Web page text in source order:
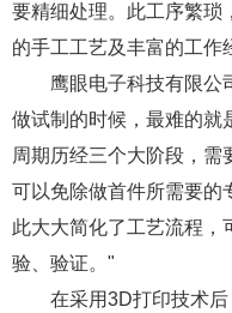
要精细处理。此工序繁琐
的手工工艺及丰富的工作
鹰眼电子科技有限公
做试制的时候，最难的就
周期历经三个大阶段，
可以免除做首件所需要的
此大大简化了工艺流程，
验、验证。"
在采用3D打印技术后